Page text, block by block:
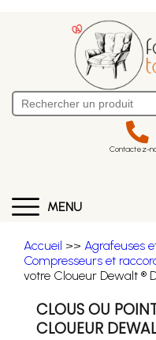
Contactez-
MENU
Accueil >> Agrafeuses
Compresseurs et
votre Cloueur Dewalt ®
CLOUS OU
CLOUEUR